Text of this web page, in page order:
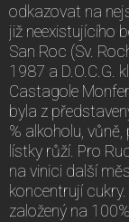
odkazovat na
již neexistujícího
San Roc (Sv.
1987 a D.O.C.G.
Castagole
byla z
% alkoholu,
lístky růží. Pro
na vinici další
koncentrují
založený na